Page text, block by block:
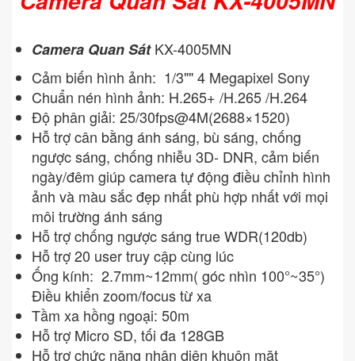
Camera Quan SátKX-4005MN
Cảm biến hình ảnh: 1/3"" 4 Megapixel Sony
Chuẩn nén hình ảnh: H.265+ /H.265 /H.264
Độ phân giải: 25/30fps@4M(2688×1520)
Hỗ trợ cân bằng ánh sáng, bù sáng, chống
ngược sáng, chống nhiễu 3D- DNR, cảm biến
ngày/đêm giúp camera tự động điều chỉnh hình
ảnh và màu sắc đẹp nhất phù hợp nhất với mọi
môi trường ánh sáng
Hỗ trợ chống ngược sáng true WDR(120db)
Hỗ trợ 20 user truy cập cùng lúc
Ống kính: 2.7mm~12mm( góc nhìn 100°~35°)
Điều khiển zoom/focus từ xa
Tầm xa hồng ngoại: 50m
Hỗ trợ Micro SD, tối đa 128GB
Hỗ trợ chức năng nhận diện khuôn mặt